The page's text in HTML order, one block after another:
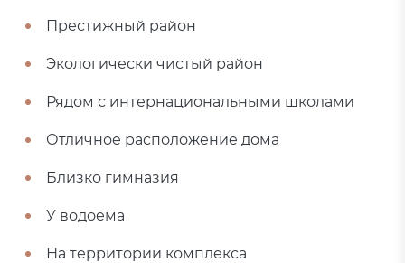
Престижный район
Экологически чистый район
Рядом с интернациональными школами
Отличное расположение дома
Близко гимназия
У водоема
На территории комплекса